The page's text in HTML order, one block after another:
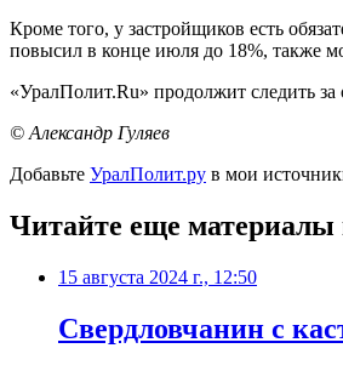
Кроме того, у застройщиков есть
повысил в конце июля до 18%, также
«УралПолит.Ru» продолжит следить
© Александр Гуляев
Добавьте УралПолит.ру в мои
Читайте еще материалы
15 августа 2024 г., 12:50
Свердловчанин с